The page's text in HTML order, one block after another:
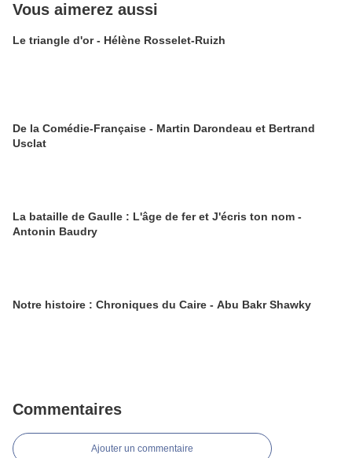
Vous aimerez aussi
Le triangle d'or - Hélène Rosselet-Ruizh
De la Comédie-Française - Martin Darondeau et Bertrand
Usclat
La bataille de Gaulle : L'âge de fer et J'écris ton nom -
Antonin Baudry
Notre histoire : Chroniques du Caire - Abu Bakr Shawky
Commentaires
Ajouter un commentaire